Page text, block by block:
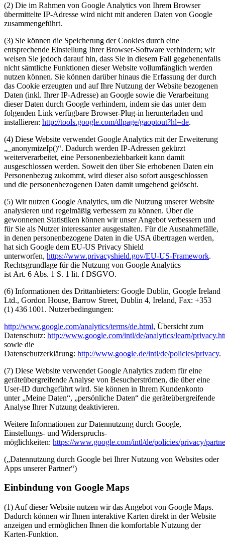
(2) Die im Rahmen von Google Analytics von Ihrem Browser
übermittelte IP-Adresse wird nicht mit anderen Daten von Google
zusammengeführt.
(3) Sie können die Speicherung der Cookies durch eine
entsprechende Einstellung Ihrer Browser-Software verhindern; wir
weisen Sie jedoch darauf hin, dass Sie in diesem Fall gegebenenfalls
nicht sämtliche Funktionen dieser Website vollumfänglich werden
nutzen können. Sie können darüber hinaus die Erfassung der durch
das Cookie erzeugten und auf Ihre Nutzung der Website bezogenen
Daten (inkl. Ihrer IP-Adresse) an Google sowie die Verarbeitung
dieser Daten durch Google verhindern, indem sie das unter dem
folgenden Link verfügbare Browser-Plug-in herunterladen und
installieren: http://tools.google.com/dlpage/gaoptout?hl=de.
(4) Diese Website verwendet Google Analytics mit der Erweiterung
„_anonymizeIp()“. Dadurch werden IP-Adressen gekürzt
weiterverarbeitet, eine Personenbeziehbarkeit kann damit
ausgeschlossen werden. Soweit den über Sie erhobenen Daten ein
Personenbezug zukommt, wird dieser also sofort ausgeschlossen
und die personenbezogenen Daten damit umgehend gelöscht.
(5) Wir nutzen Google Analytics, um die Nutzung unserer Website
analysieren und regelmäßig verbessern zu können. Über die
gewonnenen Statistiken können wir unser Angebot verbessern und
für Sie als Nutzer interessanter ausgestalten. Für die Ausnahmefälle,
in denen personenbezogene Daten in die USA übertragen werden,
hat sich Google dem EU-US Privacy Shield
unterworfen, https://www.privacyshield.gov/EU-US-Framework.
Rechtsgrundlage für die Nutzung von Google Analytics
ist Art. 6 Abs. 1 S. 1 lit. f DSGVO.
(6) Informationen des Drittanbieters: Google Dublin, Google Ireland
Ltd., Gordon House, Barrow Street, Dublin 4, Ireland, Fax: +353
(1) 436 1001. Nutzerbedingungen:
http://www.google.com/analytics/terms/de.html, Übersicht zum
Datenschutz: http://www.google.com/intl/de/analytics/learn/
sowie die
Datenschutzerklärung: http://www.google.de/intl/de/policies/privacy.
(7) Diese Website verwendet Google Analytics zudem für eine
geräteübergreifende Analyse von Besucherströmen, die über eine
User-ID durchgeführt wird. Sie können in Ihrem Kundenkonto
unter „Meine Daten“, „persönliche Daten“ die geräteübergreifende
Analyse Ihrer Nutzung deaktivieren.
Weitere Informationen zur Datennutzung durch Google,
Einstellungs- und Widerspruchs-
möglichkeiten: https://www.google.com/intl/de/policies/privacy/
(„Datennutzung durch Google bei Ihrer Nutzung von Websites oder
Apps unserer Partner“)
Einbindung von Google Maps
(1) Auf dieser Website nutzen wir das Angebot von Google Maps.
Dadurch können wir Ihnen interaktive Karten direkt in der Website
anzeigen und ermöglichen Ihnen die komfortable Nutzung der
Karten-Funktion.